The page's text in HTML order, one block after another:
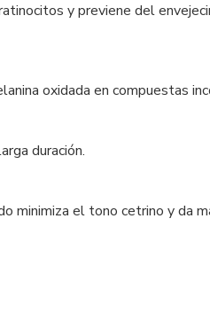
y previene del
oxidada en compuestas
duración.
minimiza el tono cetrino y da